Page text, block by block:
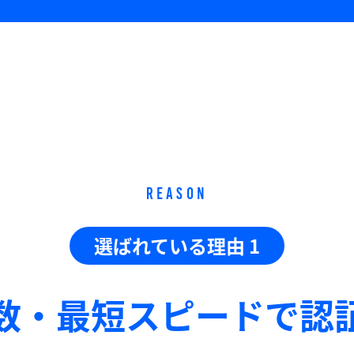
REASON
選ばれている理由 1
・最短スピードで認